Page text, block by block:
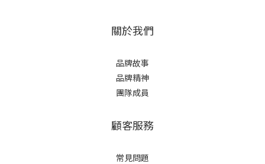
關於我們
品牌故事
品牌精神
團隊成員
顧客服務
常見問題